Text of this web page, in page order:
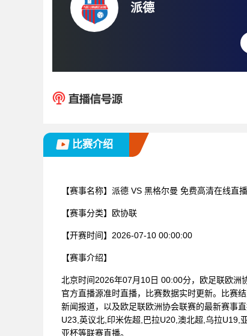
派德
比赛介绍
【赛事名称】 派德 VS 黑格尔曼 免费高清在线直播
【赛事分类】 欧协联
【开赛时间】 2026-07-10 00:00:00
【赛事介绍】
北京时间2026年07月10日 00:00分，欧足联欧洲
官方直播源准时直播，比赛数据实时更新。比赛
新闻报道，以及欧足联欧洲协会联赛的最新赛事
U23,英议北,印米佐超,巴拉U20,澳北超,乌拉U19,
亚杯等联赛直播。